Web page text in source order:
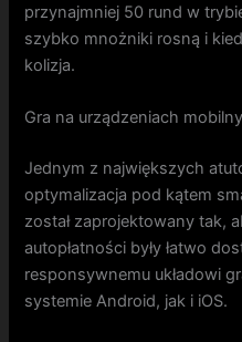
przynajmniej 50 rund w
szybko mnożniki rosną i
kolizja.
Gra na urządzeniach
Jednym z największych
optymalizacja pod kątem
został zaprojektowany tak,
autopłatności były łatwo
responsywnemu układowi
systemie Android, jak i iOS.